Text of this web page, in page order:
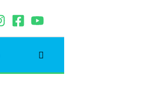
Buscar